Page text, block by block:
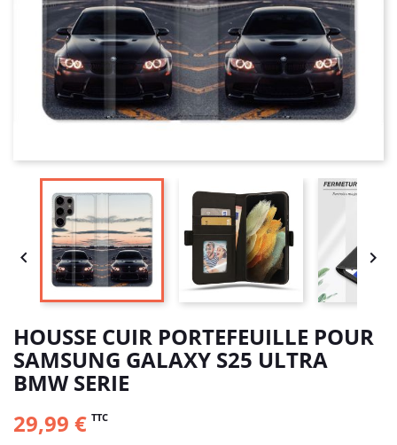
 
HOUSSE CUIR PORTEFEUILLE POUR
SAMSUNG GALAXY S25 ULTRA
BMW SERIE
29,99 € TTC